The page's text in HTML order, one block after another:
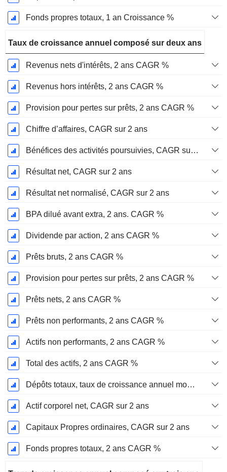
Fonds propres totaux, 1 an Croissance %
Taux de croissance annuel composé sur deux ans
Revenus nets d'intérêts, 2 ans CAGR %
Revenus hors intérêts, 2 ans CAGR %
Provision pour pertes sur prêts, 2 ans CAGR %
Chiffre d’affaires, CAGR sur 2 ans
Bénéfices des activités poursuivies, CAGR sur 2 ans
Résultat net, CAGR sur 2 ans
Résultat net normalisé, CAGR sur 2 ans
BPA dilué avant extra, 2 ans. CAGR %
Dividende par action, 2 ans CAGR %
Prêts bruts, 2 ans CAGR %
Provision pour pertes sur prêts, 2 ans CAGR %
Prêts nets, 2 ans CAGR %
Prêts non performants, 2 ans CAGR %
Actifs non performants, 2 ans CAGR %
Total des actifs, 2 ans CAGR %
Dépôts totaux, taux de croissance annuel moyen sur 2 ans %.
Actif corporel net, CAGR sur 2 ans
Capitaux Propres ordinaires, CAGR sur 2 ans
Fonds propres totaux, 2 ans CAGR %